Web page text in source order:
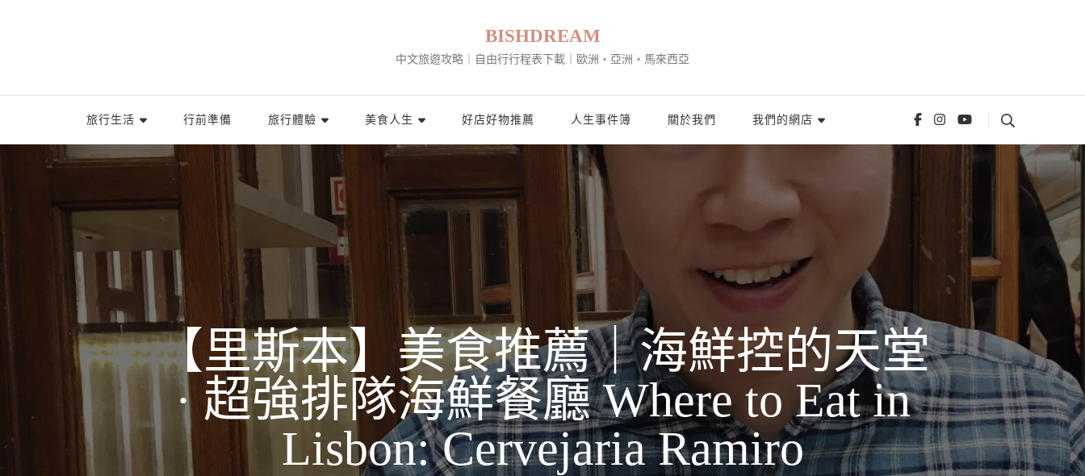
BISHDREAM
中文旅遊攻略｜自由行行程表下載｜歐洲・亞洲・馬來西亞
旅行生活 行前準備 旅行體驗 美食人生 好店好物推薦 人生事件簿 關於我們 我們的網店
【里斯本】美食推薦｜海鮮控的天堂
· 超強排隊海鮮餐廳 Where to Eat in
Lisbon: Cervejaria Ramiro